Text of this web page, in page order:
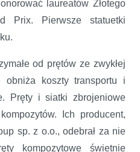
laureatów Złotego
Prix. Pierwsze statuetki
od prętów ze zwykłej
koszty transportu i
Pręty i siatki zbrojeniowe
Ich producent,
sp. z o.o., odebrał za nie
kompozytowe świetnie